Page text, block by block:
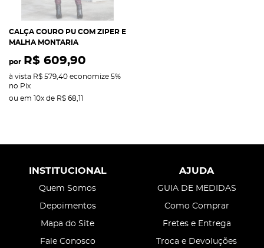
CALÇA COURO PU COM ZIPER E
MALHA MONTARIA
por R$ 609,90
à vista R$ 579,40 economize 5%
no Pix
ou em 10x de R$ 68,11
INSTITUCIONAL
Quem Somos
Depoimentos
Mapa do Site
Fale Conosco
AJUDA
GUIA DE MEDIDAS
Como Comprar
Fretes e Entrega
Troca e Devoluções